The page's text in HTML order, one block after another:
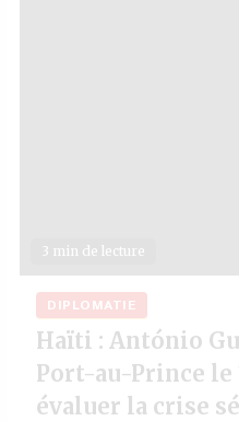
3 min de lecture
DIPLOMATIE
Haïti : António
Port-au-Prince le
évaluer la crise